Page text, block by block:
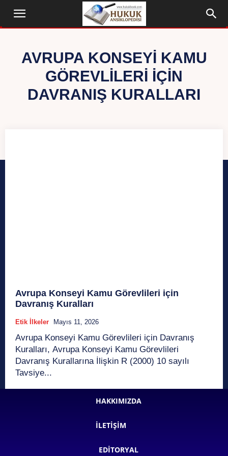
AVRUPA KONSEYI KAMU
GÖREVLILERI IÇIN
DAVRANIŞ KURALLARI
Avrupa Konseyi Kamu Görevlileri için
Davranış Kuralları
Etik İlkeler Mayıs 11, 2026
Avrupa Konseyi Kamu Görevlileri için Davranış
Kuralları, Avrupa Konseyi Kamu Görevlileri
Davranış Kurallarına İlişkin R (2000) 10 sayılı
Tavsiye...
HAKKIMIZDA
İLETIŞIM
EDITORYAL